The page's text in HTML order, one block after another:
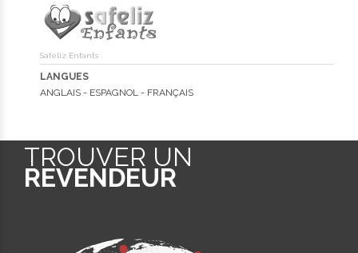
Safeliz Enfants
LANGUES
ANGLAIS - ESPAGNOL - FRANÇAIS
TROUVER UN
REVENDEUR